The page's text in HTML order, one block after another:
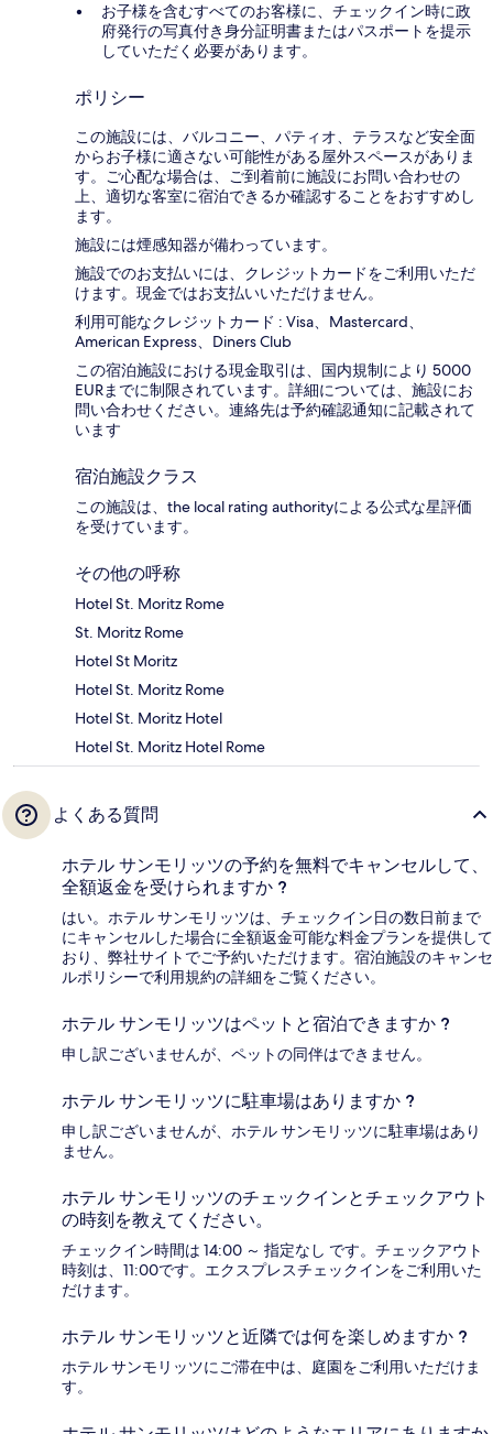
お子様を含むすべてのお客様に、チェックイン時に政
府発行の写真付き身分証明書またはパスポートを提示
していただく必要があります。
ポリシー
この施設には、バルコニー、パティオ、テラスなど安全面
からお子様に適さない可能性がある屋外スペースがありま
す。ご心配な場合は、ご到着前に施設にお問い合わせの
上、適切な客室に宿泊できるか確認することをおすすめし
ます。
施設には煙感知器が備わっています。
施設でのお支払いには、クレジットカードをご利用いただ
けます。現金ではお支払いいただけません。
利用可能なクレジットカード : Visa、Mastercard、
American Express、Diners Club
この宿泊施設における現金取引は、国内規制により 5000
EURまでに制限されています。詳細については、施設にお
問い合わせください。連絡先は予約確認通知に記載されて
います
宿泊施設クラス
この施設は、the local rating authorityによる公式な星評価
を受けています。
その他の呼称
Hotel St. Moritz Rome
St. Moritz Rome
Hotel St Moritz
Hotel St. Moritz Rome
Hotel St. Moritz Hotel
Hotel St. Moritz Hotel Rome
よくある質問
ホテル サンモリッツの予約を無料でキャンセルして、
全額返金を受けられますか ?
はい。ホテル サンモリッツは、チェックイン日の数日前まで
にキャンセルした場合に全額返金可能な料金プランを提供して
おり、弊社サイトでご予約いただけます。宿泊施設のキャンセ
ルポリシーで利用規約の詳細をご覧ください。
ホテル サンモリッツはペットと宿泊できますか ?
申し訳ございませんが、ペットの同伴はできません。
ホテル サンモリッツに駐車場はありますか ?
申し訳ございませんが、ホテル サンモリッツに駐車場はあり
ません。
ホテル サンモリッツのチェックインとチェックアウト
の時刻を教えてください。
チェックイン時間は 14:00 ～ 指定なし です。チェックアウト
時刻は、11:00です。エクスプレスチェックインをご利用いた
だけます。
ホテル サンモリッツと近隣では何を楽しめますか ?
ホテル サンモリッツにご滞在中は、庭園をご利用いただけま
す。